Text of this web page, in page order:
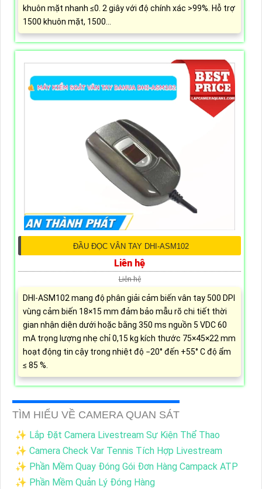
khuôn mặt nhanh ≤0. 2 giây với độ chính xác >99%. Hỗ trợ
1500 khuôn mặt, 1500...
ĐẦU ĐỌC VÂN TAY DHI-ASM102
Liên hệ
Liên hệ
DHI-ASM102 mang độ phân giải cảm biến vân tay 500 DPI
vùng cảm biến 18×15 mm đảm bảo mẫu rõ chi tiết thời
gian nhận diện dưới hoặc bằng 350 ms nguồn 5 VDC 60
mA trọng lượng nhẹ chỉ 0,15 kg kích thước 75×45×22 mm
hoạt động tin cậy trong nhiệt độ −20° đến +55° C độ ẩm
≤ 85 %.
TÌM HIỂU VỀ CAMERA QUAN SÁT
✨ Lắp Đặt Camera Livestream Sự Kiện Thể Thao
✨ Camera Check Var Tennis Tích Hợp Livestream
✨ Phần Mềm Quay Đóng Gói Đơn Hàng Campack ATP
✨ Phần Mềm Quản Lý Đóng Hàng